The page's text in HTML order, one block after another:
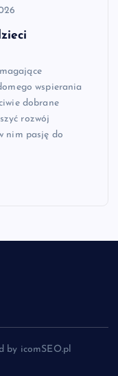
wspierania
dobrane
rozwój
nim pasję do
icomSEO.pl